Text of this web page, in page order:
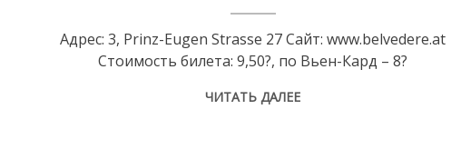
Адрес: 3, Prinz-Eugen Strasse 27 Сайт: www.belvedere.at
Стоимость билета: 9,50?, по Вьен-Кард – 8?
ЧИТАТЬ ДАЛЕЕ